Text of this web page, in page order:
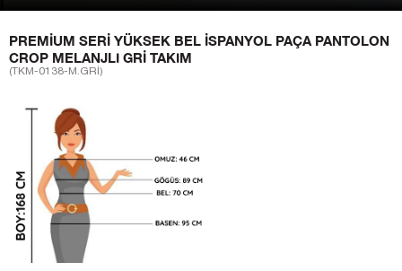
PREMIUM SERI YÜKSEK BEL İSPANYOL PAÇA PANTOLON
CROP MELANJLI GRI TAKIM
(TKM-0138-M.GRİ)